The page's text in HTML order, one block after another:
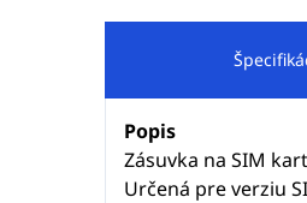
Popis
Zásuvka na SIM
Určená pre verziu